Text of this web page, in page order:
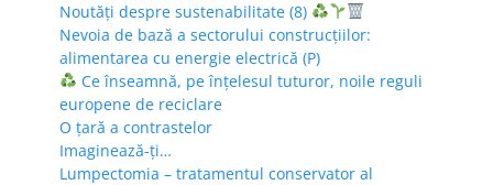
Noutăți despre sustenabilitate (8)
Nevoia de bază a sectorului construcțiilor:
alimentarea cu energie electrică (P)
Ce înseamnă, pe înțelesul tuturor, noile reguli
europene de reciclare
O țară a contrastelor
Imaginează-ți…
Lumpectomia – tratamentul conservator al